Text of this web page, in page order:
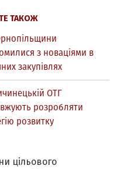
ТАКОЖ
з новаціями в
закупівлях
ОТГ
розробляти
розвитку
цільового